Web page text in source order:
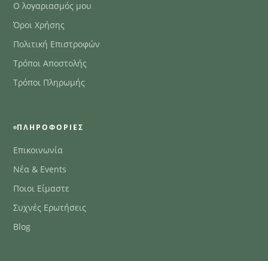
Ο λογαριασμός μου
Όροι Χρήσης
Πολιτική Επιστροφών
Τρόποι Αποστολής
Τρόποι Πληρωμής
ΠΛΗΡΟΦΟΡΊΕΣ
Επικοινωνία
Νέα & Events
Ποιοι Είμαστε
Συχνές Ερωτήσεις
Blog